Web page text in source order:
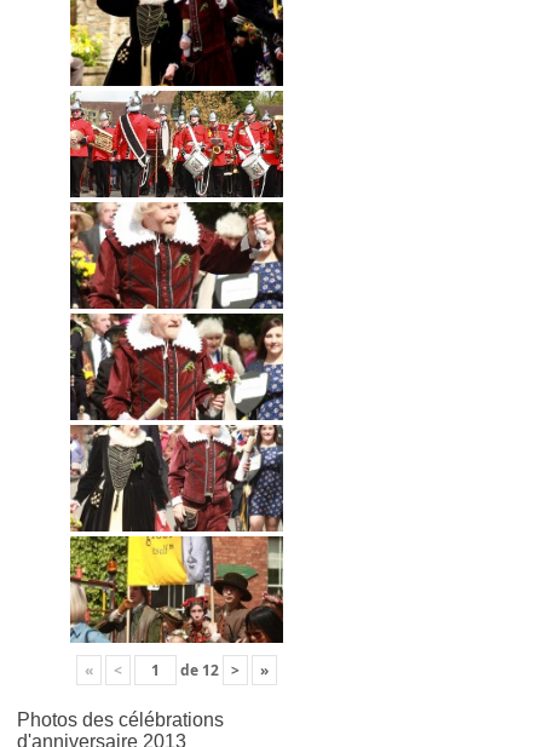
« < de 12 > »
Photos des célébrations
d'anniversaire 2013